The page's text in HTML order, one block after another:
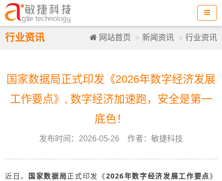
行业资讯 网站首页 新闻资讯 行业资讯
国家数据局正式印发《2026年数字经济发展
工作要点》, 数字经济加速跑，安全是第一
底色！
发布时间：2026-05-26 作者：敏捷科技
近日， 国家数据局正式印发《2026年数字经济发展工作要点》